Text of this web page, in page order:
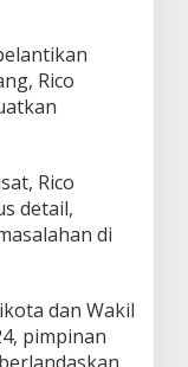
Rico
Rico
detail,
di
dan Wakil
pimpinan